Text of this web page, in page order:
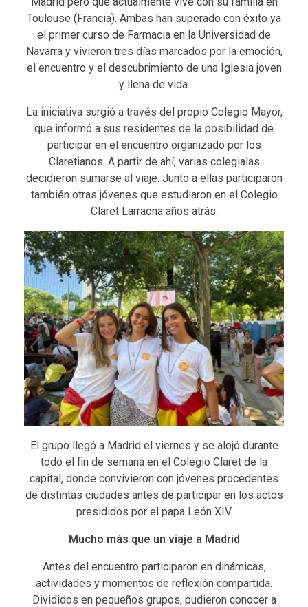
Toulouse (Francia). Ambas han superado con éxito ya
el primer curso de Farmacia en la Universidad de
Navarra y vivieron tres días marcados por la emoción,
el encuentro y el descubrimiento de una Iglesia joven
y llena de vida.
La iniciativa surgió a través del propio Colegio Mayor,
que informó a sus residentes de la posibilidad de
participar en el encuentro organizado por los
Claretianos. A partir de ahí, varias colegialas
decidieron sumarse al viaje. Junto a ellas participaron
también otras jóvenes que estudiaron en el Colegio
Claret Larraona años atrás.
El grupo llegó a Madrid el viernes y se alojó durante
todo el fin de semana en el Colegio Claret de la
capital, donde convivieron con jóvenes procedentes
de distintas ciudades antes de participar en los actos
presididos por el papa León XIV.
Mucho más que un viaje a Madrid
Antes del encuentro participaron en dinámicas,
actividades y momentos de reflexión compartida.
Divididos en pequeños grupos, pudieron conocer a